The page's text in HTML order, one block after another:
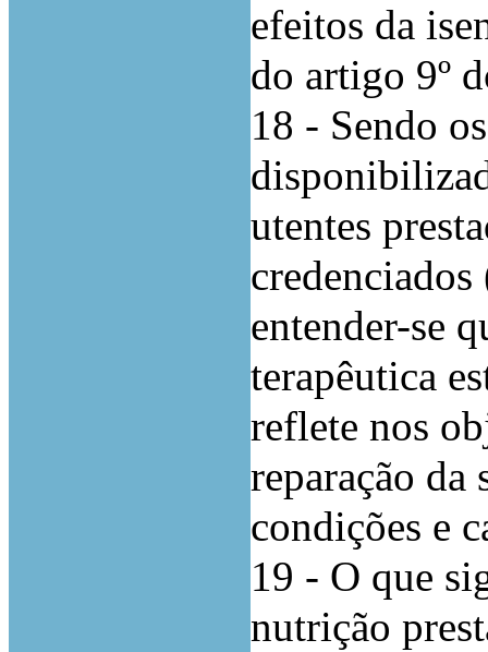
efeitos da
do artigo 9º
18 - Sendo
utentes
entender-se
terapêutica
reflete nos
reparação da
condições e
19 - O que
nutrição